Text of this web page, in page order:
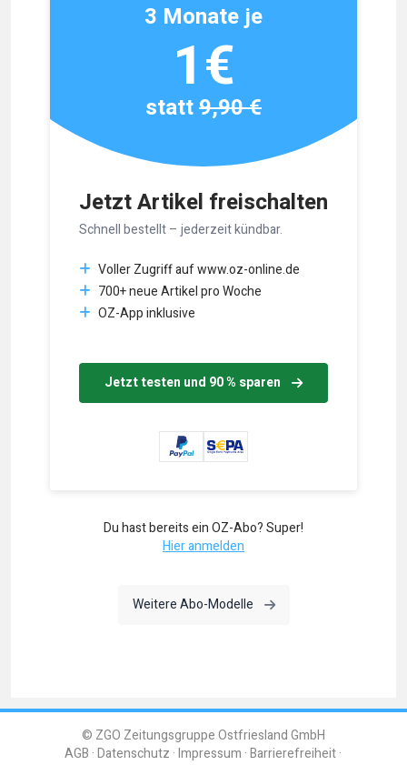
Jetzt Artikel freischalten
Schnell bestellt – jederzeit kündbar.
Voller Zugriff auf www.oz-online.de
700+ neue Artikel pro Woche
OZ-App inklusive
Jetzt testen und 90 % sparen
3 Monate je
1€
statt9,90 €
Du hast bereits ein OZ-Abo? Super!
Hier anmelden
Weitere Abo-Modelle
© ZGO Zeitungsgruppe Ostfriesland GmbH
AGB Datenschutz Impressum Barrierefreiheit